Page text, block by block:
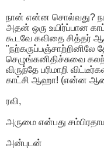
நான் என்ன சொல்வது? நம்
அதன் ஒரு உயிர்ப்பான
கூடவே கவிதை சித்தர்
"நற்கருப்பஞ்சாற்றினிலே
செழுங்கனிதிச்சுவை
விருந்தே பரிமாறி
காட்சி ஆஹா! (என்ன
ரவி,
அருமை என்பது
அன்புடன்